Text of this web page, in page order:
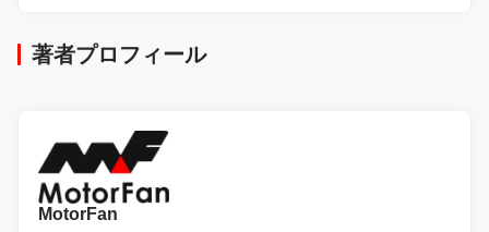
著者プロフィール
MotorFan